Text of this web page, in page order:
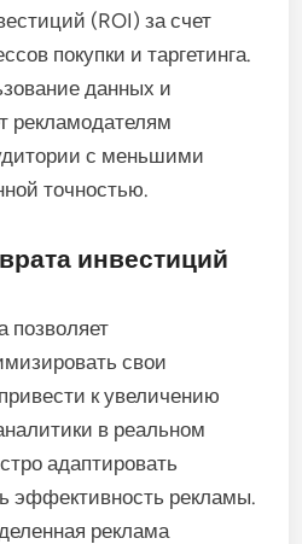
(ROI) за счет
покупки и таргетинга.
данных и
рекламодателям
с меньшими
точностью.
инвестиций
позволяет
свои
к увеличению
в реальном
адаптировать
эффективность рекламы.
реклама